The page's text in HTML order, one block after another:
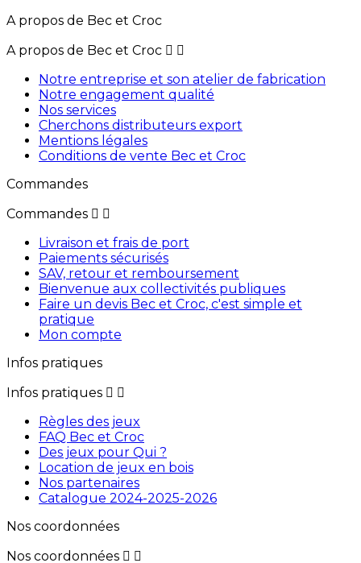
A propos de Bec et Croc
A propos de Bec et Croc  
Notre entreprise et son atelier de fabrication
Notre engagement qualité
Nos services
Cherchons distributeurs export
Mentions légales
Conditions de vente Bec et Croc
Commandes
Commandes  
Livraison et frais de port
Paiements sécurisés
SAV, retour et remboursement
Bienvenue aux collectivités publiques
Faire un devis Bec et Croc, c'est simple et
pratique
Mon compte
Infos pratiques
Infos pratiques  
Règles des jeux
FAQ Bec et Croc
Des jeux pour Qui ?
Location de jeux en bois
Nos partenaires
Catalogue 2024-2025-2026
Nos coordonnées
Nos coordonnées  